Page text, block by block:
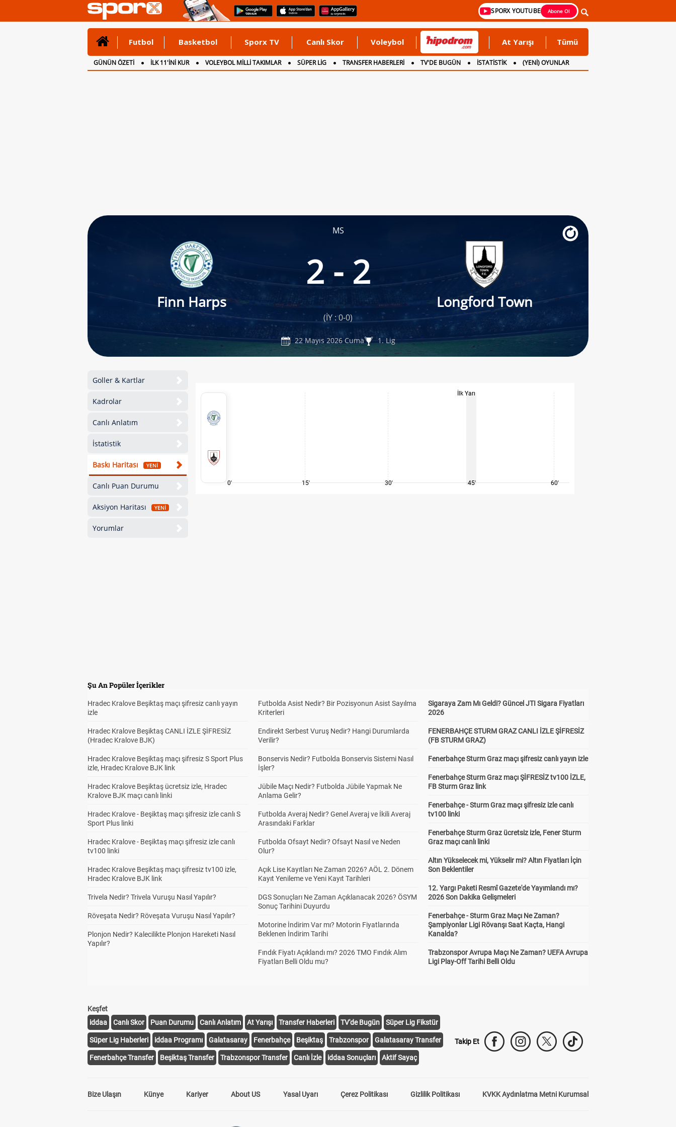
SPORX YOUTUBE Abone Ol
Futbol Basketbol Sporx TV Canlı Skor Voleybol At Yarışı Tümü
GÜNÜN ÖZETİ İLK 11'İNİ KUR VOLEYBOL MİLLİ TAKIMLAR SÜPER LİG TRANSFER HABERLERİ TV'DE BUGÜN İSTATİSTİK
(YENİ) OYUNLAR
CANLI ANLATIM
İNGİLTERE
MS
Finn Harps
2 - 2
Longford Town
(İY : 0-0)
22 Mayıs 2026 Cuma 1. Lig
Goller & Kartlar
Kadrolar
Canlı Anlatım
İstatistik
Baskı Haritası YENİ
Canlı Puan Durumu
Aksiyon Haritası YENİ
Yorumlar
0' 15' 30'
İlk Yarı
45' 60'
Şu An Popüler İçerikler
Hradec Kralove Beşiktaş maçı şifresiz canlı yayın
izle
Hradec Kralove Beşiktaş CANLI İZLE ŞİFRESİZ
(Hradec Kralove BJK)
Hradec Kralove Beşiktaş maçı şifresiz S Sport Plus
izle, Hradec Kralove BJK link
Hradec Kralove Beşiktaş ücretsiz izle, Hradec
Kralove BJK maçı canlı linki
Hradec Kralove - Beşiktaş maçı şifresiz izle canlı S
Sport Plus linki
Hradec Kralove - Beşiktaş maçı şifresiz izle canlı
tv100 linki
Hradec Kralove Beşiktaş maçı şifresiz tv100 izle,
Hradec Kralove BJK link
Trivela Nedir? Trivela Vuruşu Nasıl Yapılır?
Röveşata Nedir? Röveşata Vuruşu Nasıl Yapılır?
Plonjon Nedir? Kalecilikte Plonjon Hareketi Nasıl
Yapılır?
Futbolda Asist Nedir? Bir Pozisyonun Asist Sayılma
Kriterleri
Endirekt Serbest Vuruş Nedir? Hangi Durumlarda
Verilir?
Bonservis Nedir? Futbolda Bonservis Sistemi Nasıl
İşler?
Jübile Maçı Nedir? Futbolda Jübile Yapmak Ne
Anlama Gelir?
Futbolda Averaj Nedir? Genel Averaj ve İkili Averaj
Arasındaki Farklar
Futbolda Ofsayt Nedir? Ofsayt Nasıl ve Neden
Olur?
Açık Lise Kayıtları Ne Zaman 2026? AÖL 2. Dönem
Kayıt Yenileme ve Yeni Kayıt Tarihleri
DGS Sonuçları Ne Zaman Açıklanacak 2026? ÖSYM
Sonuç Tarihini Duyurdu
Motorine İndirim Var mı? Motorin Fiyatlarında
Beklenen İndirim Tarihi
Fındık Fiyatı Açıklandı mı? 2026 TMO Fındık Alım
Fiyatları Belli Oldu mu?
Sigaraya Zam Mı Geldi? Güncel JTI Sigara Fiyatları
2026
FENERBAHÇE STURM GRAZ CANLI İZLE ŞİFRESİZ
(FB STURM GRAZ)
Fenerbahçe Sturm Graz maçı şifresiz canlı yayın izle
Fenerbahçe Sturm Graz maçı ŞİFRESİZ tv100 İZLE,
FB Sturm Graz link
Fenerbahçe - Sturm Graz maçı şifresiz izle canlı
tv100 linki
Fenerbahçe Sturm Graz ücretsiz izle, Fener Sturm
Graz maçı canlı linki
Altın Yükselecek mi, Yükselir mi? Altın Fiyatları İçin
Son Beklentiler
12. Yargı Paketi Resmî Gazete'de Yayımlandı mı?
2026 Son Dakika Gelişmeleri
Fenerbahçe - Sturm Graz Maçı Ne Zaman?
Şampiyonlar Ligi Rövanşı Saat Kaçta, Hangi
Kanalda?
Trabzonspor Avrupa Maçı Ne Zaman? UEFA Avrupa
Ligi Play-Off Tarihi Belli Oldu
Keşfet
iddaa
Canlı Skor Puan Durumu Canlı Anlatım At Yarışı Transfer Haberleri TV'de Bugün Süper Lig Fikstür
Süper Lig Haberleri iddaa Programı Galatasaray Fenerbahçe Beşiktaş Trabzonspor Galatasaray Transfer
Fenerbahçe Transfer Beşiktaş Transfer Trabzonspor Transfer Canlı İzle iddaa Sonuçları Aktif Sayaç
Takip Et
Bize Ulaşın Künye Kariyer About US Yasal Uyarı Çerez Politikası Gizlilik Politikası KVKK Aydınlatma Metni Kurumsal